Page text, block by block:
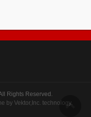
Rights Reserved.
byVektor,Inc. technology.